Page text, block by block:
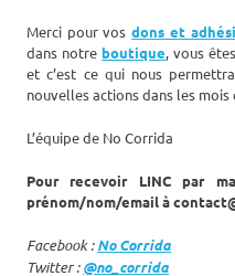
Merci pour vosdons et
dans notre boutique, vous
et c’est ce qui nous
nouvelles actions dans les mois
L’équipe de No Corrida
Pour recevoir LINC par
prénom/nom/email à
Facebook :No Corrida
Twitter :@no_corrida